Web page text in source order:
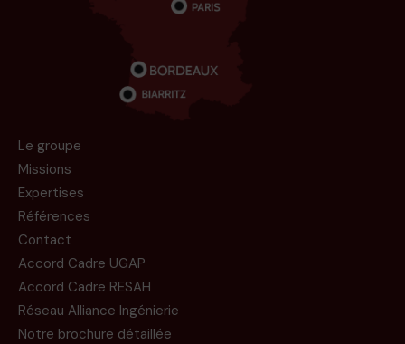
Le groupe
Missions
Expertises
Références
Contact
Accord Cadre UGAP
Accord Cadre RESAH
Réseau Alliance Ingénierie
Notre brochure détaillée